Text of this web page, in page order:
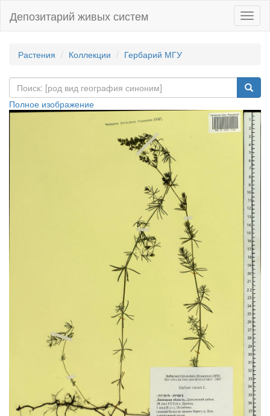
Депозитарий живых систем
Растения Коллекции Гербарий МГУ
Полное изображение